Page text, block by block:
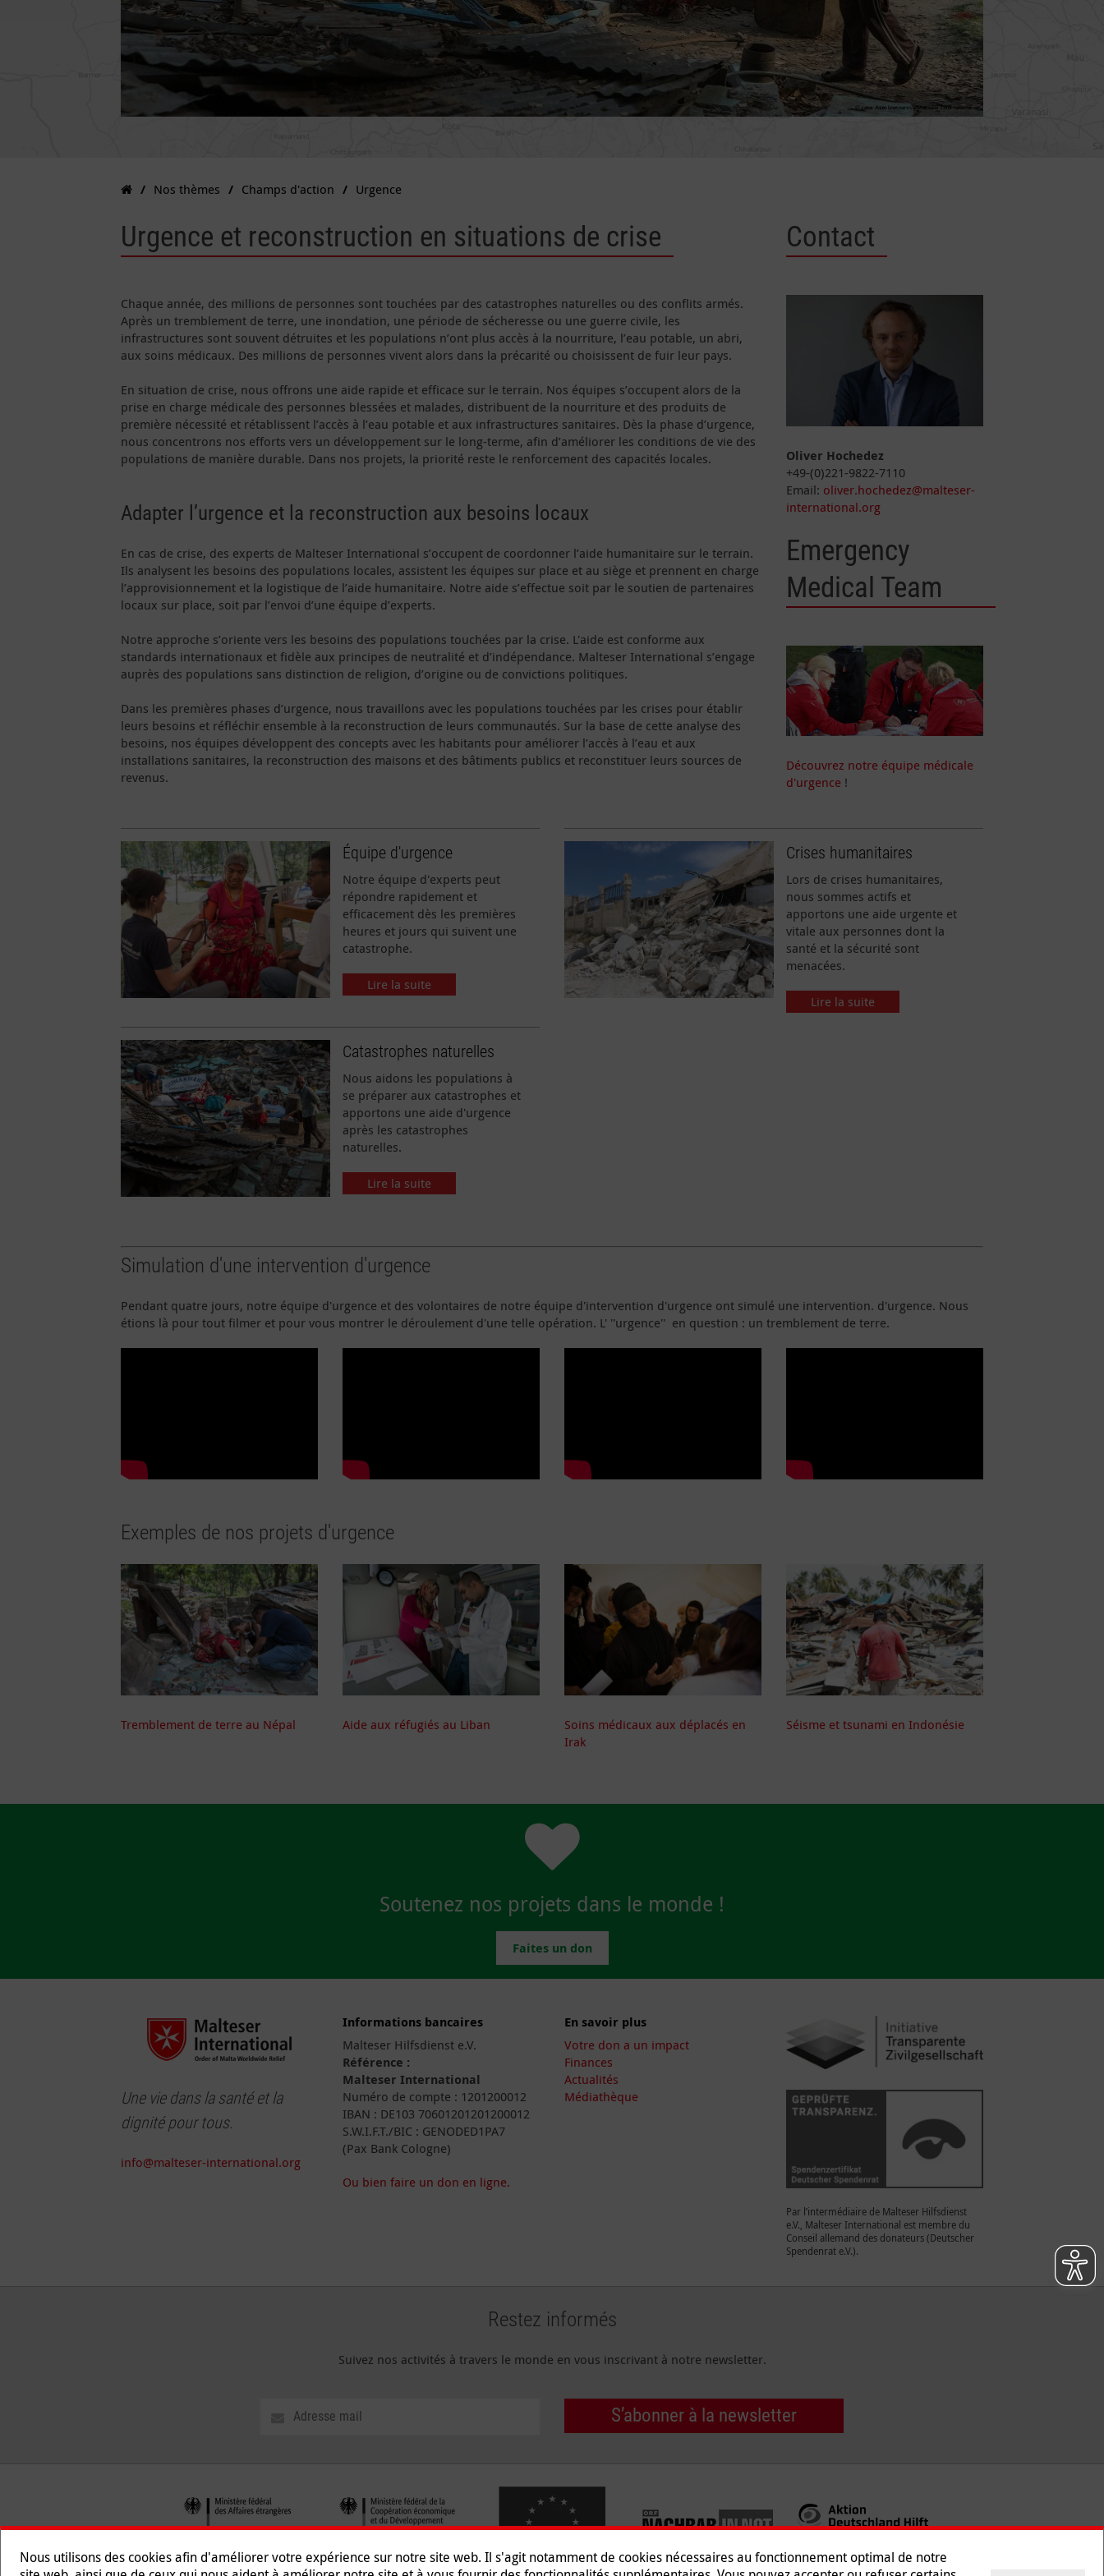
Nos thèmes Champs d'action Urgence
Urgence et reconstruction en situations de crise
Chaque année, des millions de personnes sont touchées par des catastrophes naturelles ou des conflits armés.
Après un tremblement de terre, une inondation, une période de sécheresse ou une guerre civile, les
infrastructures sont souvent détruites et les populations n’ont plus accès à la nourriture, l’eau potable, un abri,
aux soins médicaux. Des millions de personnes vivent alors dans la précarité ou choisissent de fuir leur pays.
En situation de crise, nous offrons une aide rapide et efficace sur le terrain. Nos équipes s’occupent alors de la
prise en charge médicale des personnes blessées et malades, distribuent de la nourriture et des produits de
première nécessité et rétablissent l’accès à l’eau potable et aux infrastructures sanitaires. Dès la phase d’urgence,
nous concentrons nos efforts vers un développement sur le long-terme, afin d’améliorer les conditions de vie des
populations de manière durable. Dans nos projets, la priorité reste le renforcement des capacités locales.
Adapter l’urgence et la reconstruction aux besoins locaux
En cas de crise, des experts de Malteser International s’occupent de coordonner l’aide humanitaire sur le terrain.
Ils analysent les besoins des populations locales, assistent les équipes sur place et au siège et prennent en charge
l’approvisionnement et la logistique de l’aide humanitaire. Notre aide s’effectue soit par le soutien de partenaires
locaux sur place, soit par l’envoi d’une équipe d’experts.
Notre approche s’oriente vers les besoins des populations touchées par la crise. L'aide est conforme aux
standards internationaux et fidèle aux principes de neutralité et d’indépendance. Malteser International s’engage
auprès des populations sans distinction de religion, d’origine ou de convictions politiques.
Dans les premières phases d’urgence, nous travaillons avec les populations touchées par les crises pour établir
leurs besoins et réfléchir ensemble à la reconstruction de leurs communautés. Sur la base de cette analyse des
besoins, nos équipes développent des concepts avec les habitants pour améliorer l’accès à l’eau et aux
installations sanitaires, la reconstruction des maisons et des bâtiments publics et reconstituer leurs sources de
revenus.
Contact
Oliver Hochedez
+49-(0)221-9822-7110
Email: oliver.hochedez@malteser-
international.org
Emergency
Medical Team
Découvrez notre équipe médicale
d'urgence !
Équipe d'urgence
Notre équipe d'experts peut
répondre rapidement et
efficacement dès les premières
heures et jours qui suivent une
catastrophe.
Lire la suite
Catastrophes naturelles
Nous aidons les populations à
se préparer aux catastrophes et
apportons une aide d'urgence
après les catastrophes
naturelles.
Lire la suite
Crises humanitaires
Lors de crises humanitaires,
nous sommes actifs et
apportons une aide urgente et
vitale aux personnes dont la
santé et la sécurité sont
menacées.
Lire la suite
Simulation d'une intervention d'urgence
Pendant quatre jours, notre équipe d'urgence et des volontaires de notre équipe d'intervention d'urgence ont simulé une intervention. d'urgence. Nous
étions là pour tout filmer et pour vous montrer le déroulement d'une telle opération. L' ''urgence'' en question : un tremblement de terre.
Exemples de nos projets d'urgence
Tremblement de terre au Népal Aide aux réfugiés au Liban
Soins médicaux aux déplacés en
Irak
Séisme et tsunami en Indonésie
Soutenez nos projets dans le monde !
Faites un don
Une vie dans la santé et la
dignité pour tous.
info@malteser-international.org
Informations bancaires
Malteser Hilfsdienst e.V.
Référence :
Malteser International
Numéro de compte : 1201200012
IBAN : DE103 70601201201200012
S.W.I.F.T./BIC : GENODED1PA7
(Pax Bank Cologne)
Ou bien faire un don en ligne.
En savoir plus
Votre don a un impact
Finances
Actualités
Médiathèque
Par l’intermédiaire de Malteser Hilfsdienst
e.V., Malteser International est membre du
Conseil allemand des donateurs (Deutscher
Spendenrat e.V.).
Restez informés
Suivez nos activités à travers le monde en vous inscrivant à notre newsletter.
S’abonner à la newsletter
Nous utilisons des cookies afin d'améliorer votre expérience sur notre site web. Il s'agit notamment de cookies nécessaires au fonctionnement optimal de notre